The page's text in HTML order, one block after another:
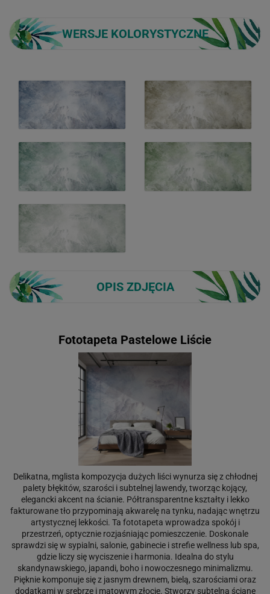
WERSJE KOLORYSTYCZNE
OPIS ZDJĘCIA
Fototapeta Pastelowe Liście
Delikatna, mglista kompozycja dużych liści wynurza się z chłodnej
palety błękitów, szarości i subtelnej lawendy, tworząc kojący,
elegancki akcent na ścianie. Półtransparentne kształty i lekko
fakturowane tło przypominają akwarelę na tynku, nadając wnętrzu
artystycznej lekkości. Ta fototapeta wprowadza spokój i
przestrzeń, optycznie rozjaśniając pomieszczenie. Doskonale
sprawdzi się w sypialni, salonie, gabinecie i strefie wellness lub spa,
gdzie liczy się wyciszenie i harmonia. Idealna do stylu
skandynawskiego, japandi, boho i nowoczesnego minimalizmu.
Pięknie komponuje się z jasnym drewnem, bielą, szarościami oraz
dodatkami w srebrze i matowym złocie. Stworzy subtelną ścianę